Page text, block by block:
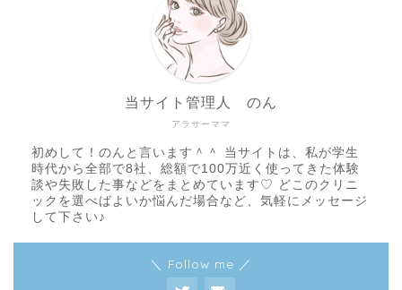
アラサーママ
当サイト管理人 のん
初めして！のんと言います＾＾ 当サイトは、私が学生
時代から全部で8社、総額で100万近く使ってきた体験
談や失敗した事などをまとめています♡ どこのクリニ
ックを選べばよいか悩んだ場合など、気軽にメッセージ
して下さい♪
＼ Follow me ／